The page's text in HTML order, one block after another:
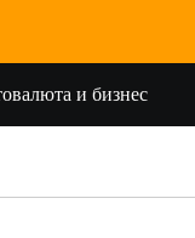
и бизнес